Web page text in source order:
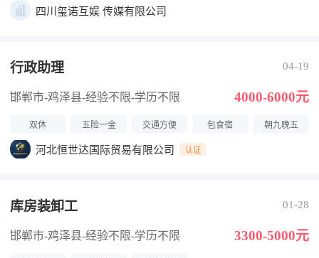
四川玺诺互娱 传媒有限公司
行政助理 04-19
邯郸市-鸡泽县-经验不限-学历不限 4000-6000元
双休 五险一金 交通方便 包食宿 朝九晚五
河北恒世达国际贸易有限公司 认证
库房装卸工 01-28
邯郸市-鸡泽县-经验不限-学历不限 3300-5000元